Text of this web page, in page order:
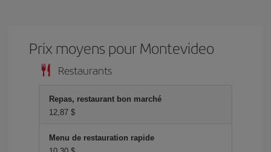
Prix ​​moyens pour Montevideo
Restaurants
Repas, restaurant bon marché
12,87 $
Menu de restauration rapide